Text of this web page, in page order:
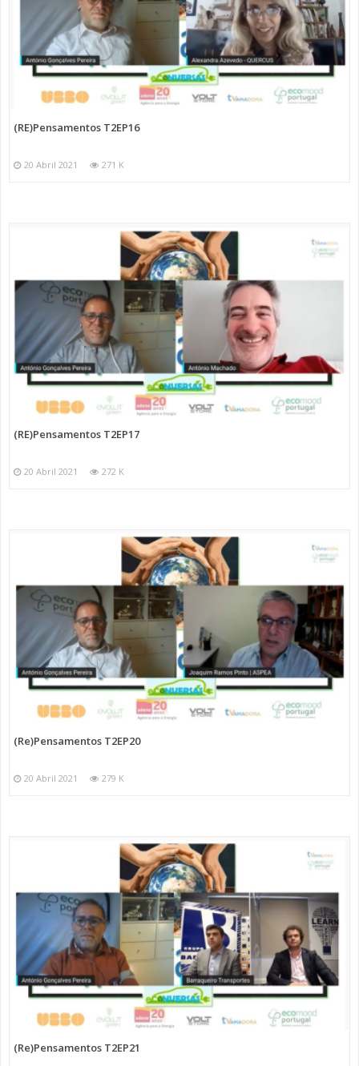
(RE)Pensamentos T2EP16
20 Abril 2021 271 K
(RE)Pensamentos T2EP17
20 Abril 2021 272 K
(Re)Pensamentos T2EP20
20 Abril 2021 279 K
(Re)Pensamentos T2EP21